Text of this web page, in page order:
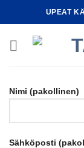
to
UPEAT
Nimi (pakollinen)
Sähköposti